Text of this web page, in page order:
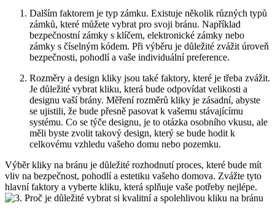
Dalším faktorem je typ zámku.⁢ Existuje několik různých typů
zámků, které můžete vybrat ⁤pro svoji bránu.⁤ Například
⁢bezpečnostní zámky ⁤s klíčem, elektronické ​zámky nebo
zámky s číselným ​kódem. Při výběru je ⁤důležité zvážit úroveň
bezpečnosti, pohodlí a ‍vaše individuální preference.
Rozměry a design kliky ​jsou také faktory, které je ⁤třeba ⁣zvážit.
Je ⁣důležité vybrat kliku, která‌ bude odpovídat velikosti a
designu vaší brány. Měření‍ rozměrů kliky je ⁣zásadní, abyste
se ujistili, že‌ bude přesně pasovat k⁢ vašemu stávajícímu
systému. Co se ‌týče designu, je to otázka osobního vkusu, ale
měli byste zvolit takový design, který se bude hodit k‌
celkovému vzhledu vašeho ⁤domu nebo pozemku.
Výběr⁣ kliky na bránu je důležité rozhodnutí⁢ proces, které bude mít
vliv⁤ na⁣ bezpečnost, ‍pohodlí a estetiku ‌vašeho domova. ​Zvážte ⁤tyto
hlavní faktory a vyberte kliku, která splňuje vaše⁢ potřeby nejlépe.